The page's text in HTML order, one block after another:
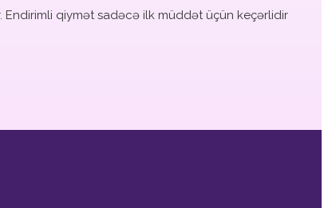
qiymət sadəcə ilk müddət üçün keçərlidir